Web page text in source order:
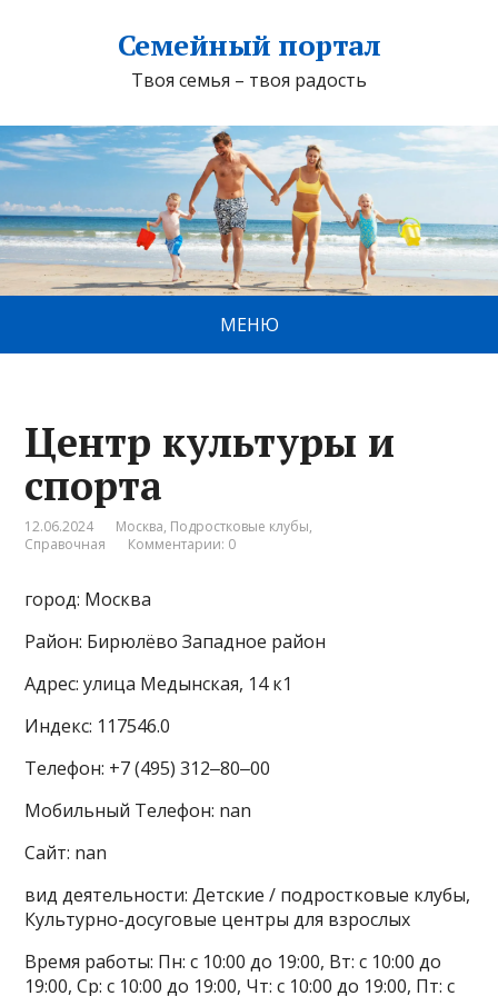
Семейный портал
Твоя семья – твоя радость
МЕНЮ
Центр культуры и
спорта
12.06.2024 Москва, Подростковые клубы,
Справочная
Комментарии: 0
город: Москва
Район: Бирюлёво Западное район
Адрес: улица Медынская, 14 к1
Индекс: 117546.0
Телефон: +7 (495) 312‒80‒00
Мобильный Телефон: nan
Сайт: nan
вид деятельности: Детские / подростковые клубы,
Культурно-досуговые центры для взрослых
Время работы: Пн: с 10:00 до 19:00, Вт: с 10:00 до
19:00, Ср: с 10:00 до 19:00, Чт: с 10:00 до 19:00, Пт: с